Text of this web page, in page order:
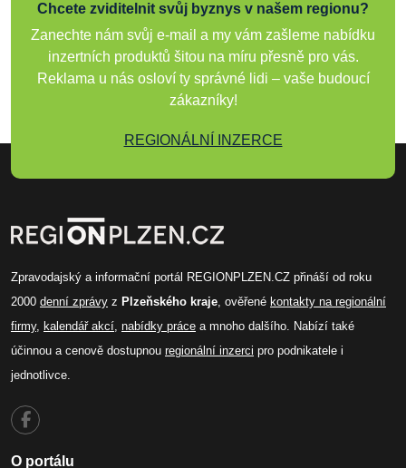
Chcete zviditelnit svůj byznys v našem regionu?
Zanechte nám svůj e-mail a my vám zašleme nabídku
inzertních produktů šitou na míru přesně pro vás.
Reklama u nás osloví ty správné lidi – vaše budoucí
zákazníky!
REGIONÁLNÍ INZERCE
Zpravodajský a informační portál REGIONPLZEN.CZ přináší od roku
2000 denní zprávy z Plzeňského kraje, ověřené kontakty na regionální
firmy, kalendář akcí, nabídky práce a mnoho dalšího. Nabízí také
účinnou a cenově dostupnou regionální inzerci pro podnikatele i
jednotlivce.
O portálu